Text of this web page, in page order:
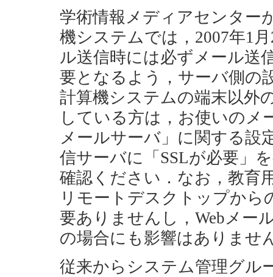
学術情報メディアセンター
機システムでは，2007年1
ル送信時には必ずメール送
要となるよう，サーバ側の
計算機システムの端末以外
している方は，お使いのメ
メールサーバ」に関する設
信サーバに「SSLが必要」
確認ください．なお，教育
リモートデスクトップから
要ありませんし，Webメー
の場合にも影響はありませ
従来からシステム管理グル